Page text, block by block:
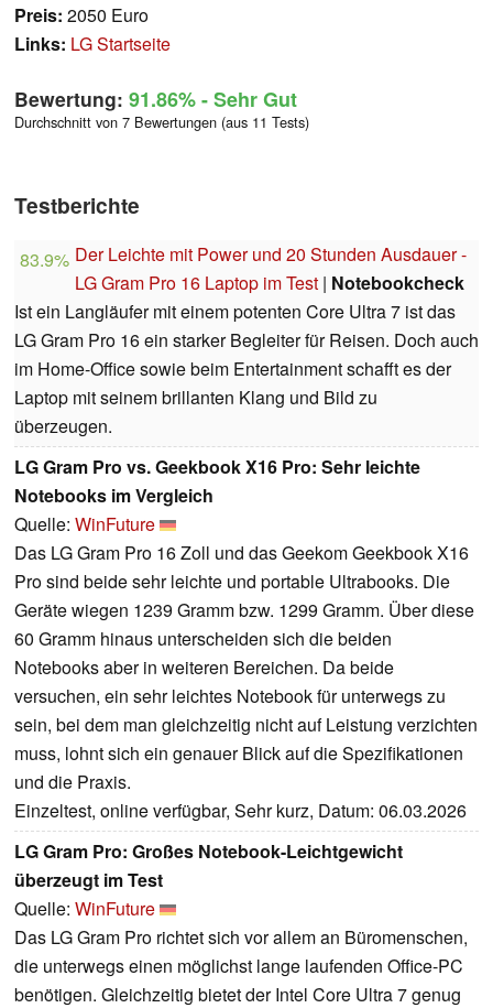
Preis: 2050 Euro
Links: LG Startseite
Bewertung: 91.86%- Sehr Gut
Durchschnitt von 7 Bewertungen (aus 11 Tests)
Testberichte
83.9% Der Leichte mit Power und 20 Stunden Ausdauer -
LG Gram Pro 16 Laptop im Test | Notebookcheck
Ist ein Langläufer mit einem potenten Core Ultra 7 ist das
LG Gram Pro 16 ein starker Begleiter für Reisen. Doch auch
im Home-Office sowie beim Entertainment schafft es der
Laptop mit seinem brillanten Klang und Bild zu
überzeugen.
LG Gram Pro vs. Geekbook X16 Pro: Sehr leichte
Notebooks im Vergleich
Quelle: WinFuture
Das LG Gram Pro 16 Zoll und das Geekom Geekbook X16
Pro sind beide sehr leichte und portable Ultrabooks. Die
Geräte wiegen 1239 Gramm bzw. 1299 Gramm. Über diese
60 Gramm hinaus unterscheiden sich die beiden
Notebooks aber in weiteren Bereichen. Da beide
versuchen, ein sehr leichtes Notebook für unterwegs zu
sein, bei dem man gleichzeitig nicht auf Leistung verzichten
muss, lohnt sich ein genauer Blick auf die Spezifikationen
und die Praxis.
Einzeltest, online verfügbar, Sehr kurz, Datum: 06.03.2026
LG Gram Pro: Großes Notebook-Leichtgewicht
überzeugt im Test
Quelle: WinFuture
Das LG Gram Pro richtet sich vor allem an Büromenschen,
die unterwegs einen möglichst lange laufenden Office-PC
benötigen. Gleichzeitig bietet der Intel Core Ultra 7 genug